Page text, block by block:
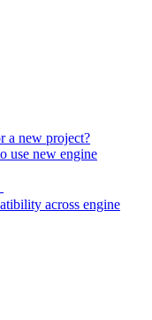
a new project?
use new engine
across engine